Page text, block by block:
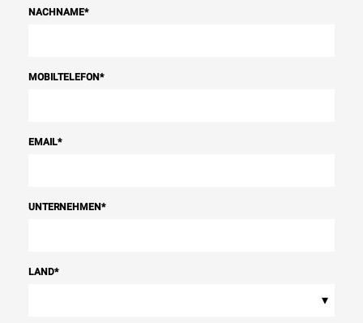
NACHNAME*
MOBILTELEFON*
EMAIL*
UNTERNEHMEN*
LAND*
▾